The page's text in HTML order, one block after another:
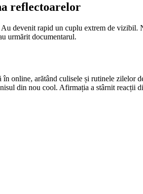
reflectoarelor
devenit rapid un cuplu extrem de
urmărit documentarul.
online, arătând culisele și rutinele
din nou cool. Afirmația a stârnit reacții